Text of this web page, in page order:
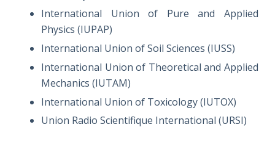
International Union of Pure and Applied
Physics (IUPAP)
International Union of Soil Sciences (IUSS)
International Union of Theoretical and Applied
Mechanics (IUTAM)
International Union of Toxicology (IUTOX)
Union Radio Scientifique International (URSI)